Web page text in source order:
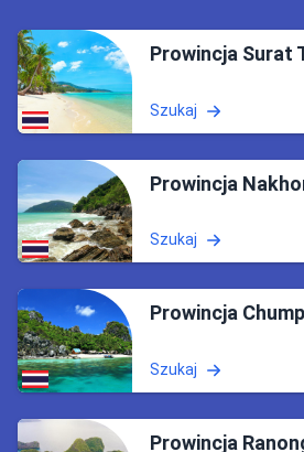
Prowincja Surat
Szukaj
Prowincja
Szukaj
Prowincja
Szukaj
Prowincja